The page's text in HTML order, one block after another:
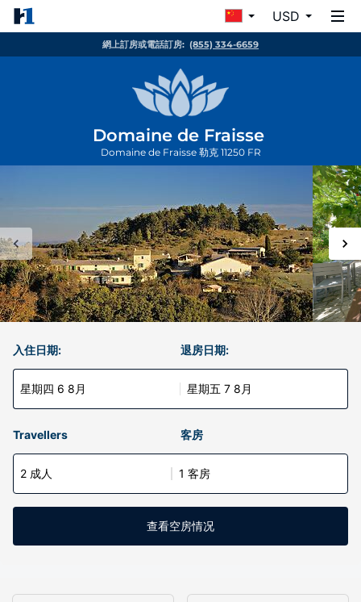
USD
網上訂房或電話訂房: (855) 334-6659
Domaine de Fraisse
Domaine de Fraisse 勒克 11250 FR
入住日期:
星期四 6 8月
退房日期:
星期五 7 8月
Travellers 客房
2 成人 1 客房
查看空房情况